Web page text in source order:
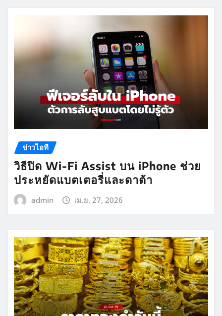
ข่าวไอที
วิธีปิด Wi-Fi Assist บน iPhone ช่วย
ประหยัดแบตเตอรี่และดาต้า
admin เม.ย. 27, 2026